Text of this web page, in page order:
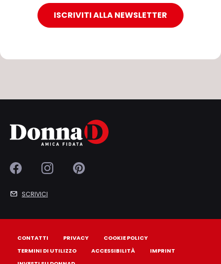
ISCRIVITI ALLA NEWSLETTER
SCRIVICI
CONTATTI PRIVACY
COOKIE POLICY
TERMINI DI UTILIZZO
ACCESSIBILITÀ
IMPRINT